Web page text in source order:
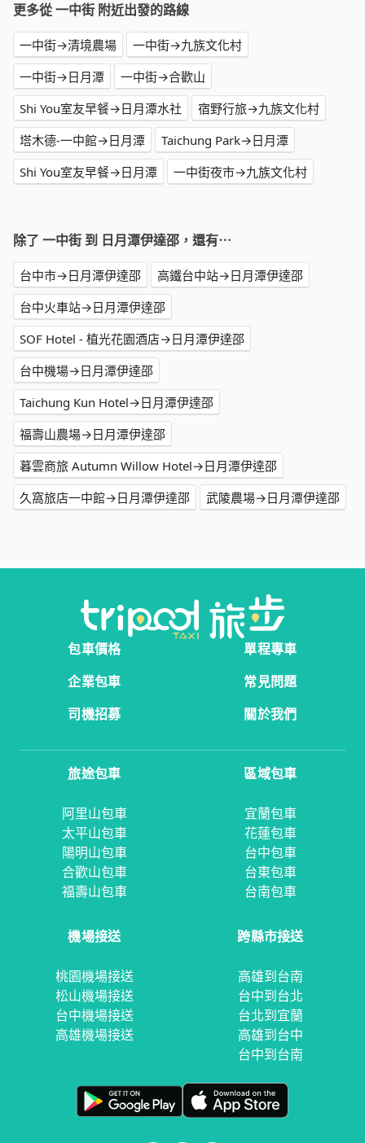
更多從 一中街 附近出發的路線
一中街→清境農場
一中街→九族文化村
一中街→日月潭
一中街→合歡山
Shi You室友早餐→日月潭水社
宿野行旅→九族文化村
塔木德-一中館→日月潭
Taichung Park→日月潭
Shi You室友早餐→日月潭
一中街夜市→九族文化村
除了 一中街 到 日月潭伊達邵，還有⋯
台中市→日月潭伊達邵
高鐵台中站→日月潭伊達邵
台中火車站→日月潭伊達邵
SOF Hotel - 植光花園酒店→日月潭伊達邵
台中機場→日月潭伊達邵
Taichung Kun Hotel→日月潭伊達邵
福壽山農場→日月潭伊達邵
暮雲商旅 Autumn Willow Hotel→日月潭伊達邵
久窩旅店一中館→日月潭伊達邵
武陵農場→日月潭伊達邵
包車價格
單程專車
企業包車
常見問題
司機招募
關於我們
旅途包車
阿里山包車
太平山包車
陽明山包車
合歡山包車
福壽山包車
區域包車
宜蘭包車
花蓮包車
台中包車
台東包車
台南包車
機場接送
桃園機場接送
松山機場接送
台中機場接送
高雄機場接送
跨縣市接送
高雄到台南
台中到台北
台北到宜蘭
高雄到台中
台中到台南